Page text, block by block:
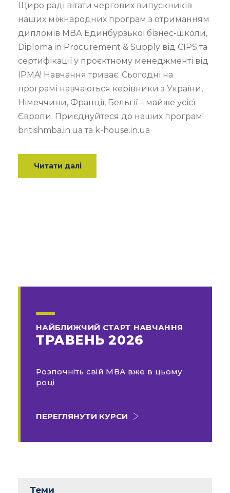
Щиро раді вітати чергових випускників
наших міжнародних програм з отриманням
дипломів МВА Единбурзької бізнес-школи,
Diploma in Procurement & Supply від СIPS та
сертифікації у проєктному менеджменті від
IPMA! Навчання триває. Сьогодні на
програмі навчаються керівники з України,
Німеччини, Франції, Бельгії – майже усієї
Європи. Приєднуйтеся до наших програм!
britishmba.in.ua та k-house.in.ua
Читати далі
НАЙБЛИЖЧИЙ СТАРТ НАВЧАННЯ
ТРАВЕНЬ 2026
Розпочніть свій МВА вже в цьому
році
ПЕРЕГЛЯНУТИ КУРСИ
Теми